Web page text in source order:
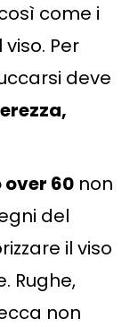
come i
Per
deve
60 non
del
il viso
Rughe,
non